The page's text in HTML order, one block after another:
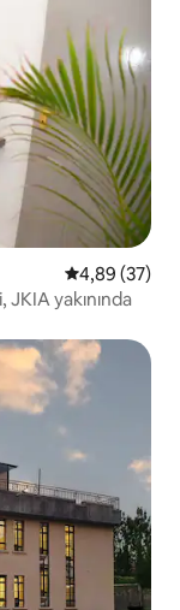
5 üzerinden
4,89 (37)
JKIA yakınında
arasında